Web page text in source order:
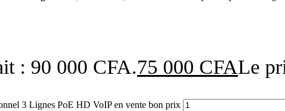
: 90 000 CFA.75 000 CFALe
3 Lignes PoE HD VoIP en vente bon prix